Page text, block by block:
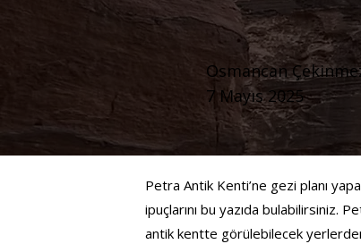
Osmancan
7 Mayıs 2025
Petra Antik Kenti’ne gezi planı
ipuçlarını bu yazıda bulabilirsiniz.
antik kentte görülebilecek